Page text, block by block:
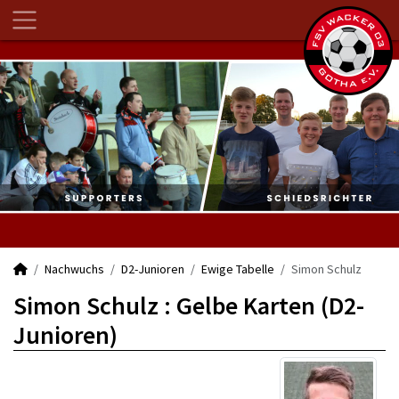
Nachwuchs D2-Junioren Ewige Tabelle Simon Schulz
Simon Schulz : Gelbe Karten (D2-
Junioren)